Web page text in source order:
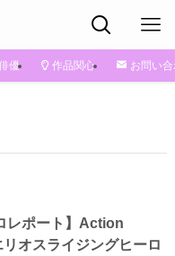
優 作品関心 お問い
レポート】Action
オスライジングヒーロ